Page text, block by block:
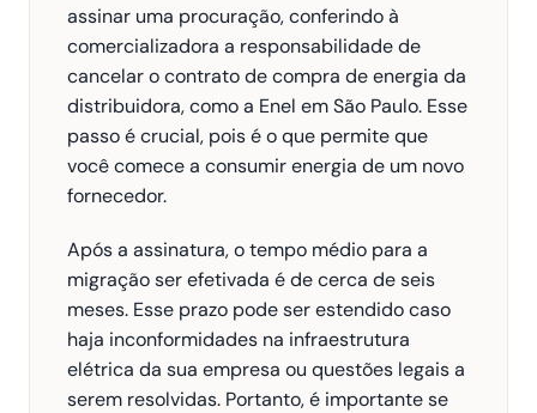
assinar uma procuração, conferindo à
comercializadora a responsabilidade de
cancelar o contrato de compra de energia da
distribuidora, como a Enel em São Paulo. Esse
passo é crucial, pois é o que permite que
você comece a consumir energia de um novo
fornecedor.
Após a assinatura, o tempo médio para a
migração ser efetivada é de cerca de seis
meses. Esse prazo pode ser estendido caso
haja inconformidades na infraestrutura
elétrica da sua empresa ou questões legais a
serem resolvidas. Portanto, é importante se